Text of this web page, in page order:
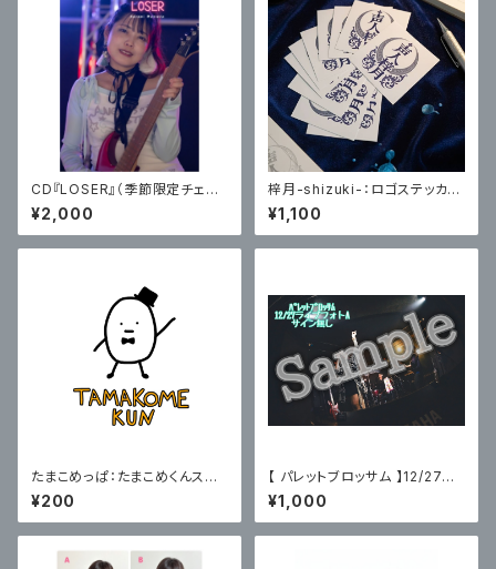
CD『LOSER』（季節限定チェキ
付） / まつだはるみ
¥2,000
梓月-shizuki-：ロゴステッカー
4枚セット
¥1,100
たまこめっぱ：たまこめくんステ
ッカー2枚セット
¥200
【 パレットブロッサム 】12/27主
催ライブフォトA〈サイン無〉
¥1,000